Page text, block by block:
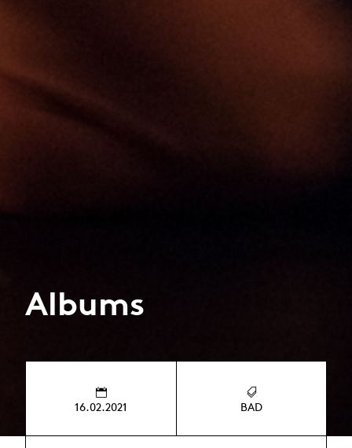
Albums
16.02.2021 BAD